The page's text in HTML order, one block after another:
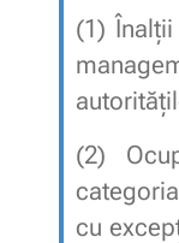
(1)
(2)
cu